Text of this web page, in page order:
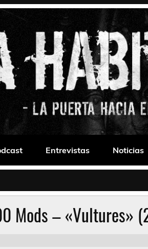
Entrevistas Noticias
Mods – «Vultures»